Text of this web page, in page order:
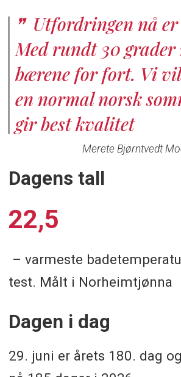
Utfordringen nå
Med rundt 30 grader
bærene for fort. Vi
en normal norsk
gir best kvalitet
Merete Bjørntvedt
Dagens tall
22,5
– varmeste
test. Målt i Norheimtjønna
Dagen i dag
29. juni er årets 180. dag